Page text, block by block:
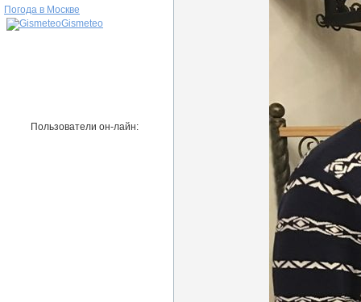
Погода в Москве
Gismeteo
Пользователи он-лайн: